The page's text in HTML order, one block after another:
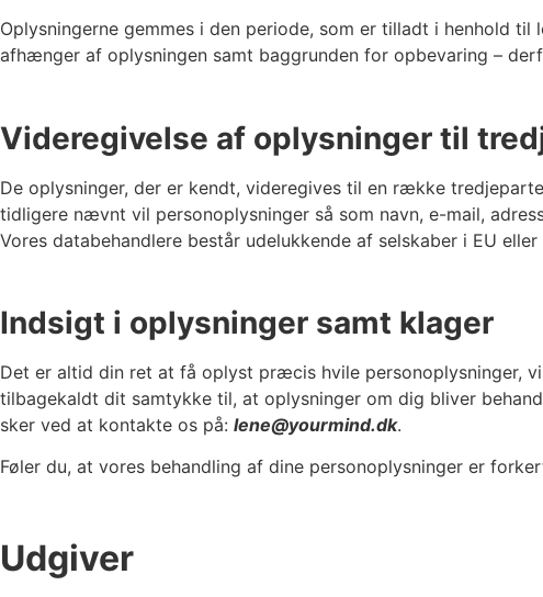
Oplysningerne gemmes i den periode, som er tilladt i henhold
afhænger af oplysningen samt baggrunden for opbevaring –
Videregivelse af oplysninger til
De oplysninger, der er kendt, videregives til en række
tidligere nævnt vil personoplysninger så som navn, e-mail,
Vores databehandlere består udelukkende af selskaber i EU
Indsigt i oplysninger samt klager
Det er altid din ret at få oplyst præcis hvile personoplysninger,
tilbagekaldt dit samtykke til, at oplysninger om dig bliver
sker ved at kontakte os på: lene@yourmind.dk.
Føler du, at vores behandling af dine personoplysninger er
Udgiver